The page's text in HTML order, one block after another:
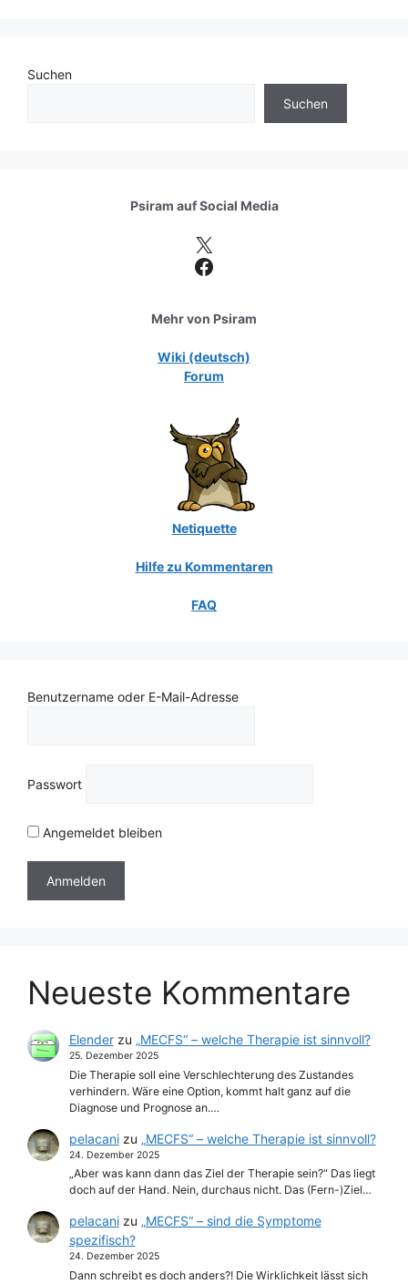
Suchen
Suchen
Psiram aufSocial Media
X
Facebook
Mehr von Psiram
Wiki (deutsch)
Forum
Netiquette
Hilfe zu Kommentaren
FAQ
Benutzername oder E-Mail-Adresse
Passwort
Angemeldet bleiben
Neueste Kommentare
Elenderzu „MECFS“ – welche Therapie ist sinnvoll?
25. Dezember 2025
Die Therapie soll eine Verschlechterung des Zustandes
verhindern. Wäre eine Option, kommt halt ganz auf die
Diagnose und Prognose an.…
pelacanizu „MECFS“ – welche Therapie ist sinnvoll?
24. Dezember 2025
„Aber was kann dann das Ziel der Therapie sein?“ Das liegt
doch auf der Hand. Nein, durchaus nicht. Das (Fern-)Ziel…
pelacanizu „MECFS“ – sind die Symptome
spezifisch?
24. Dezember 2025
Dann schreibt es doch anders?! Die Wirklichkeit lässt sich